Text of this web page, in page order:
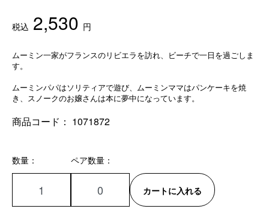
税込 2,530 円
ムーミン一家がフランスのリビエラを訪れ、ビーチで一日を過ごしま
す。
ムーミンパパはソリティアで遊び、ムーミンママはパンケーキを焼
き、スノークのお嬢さんは本に夢中になっています。
商品コード： 1071872
数量： ペア数量：
カートに入れる